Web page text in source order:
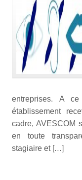
entreprises. A
établissement
cadre, AVESCOM
en toute
stagiaire et […]